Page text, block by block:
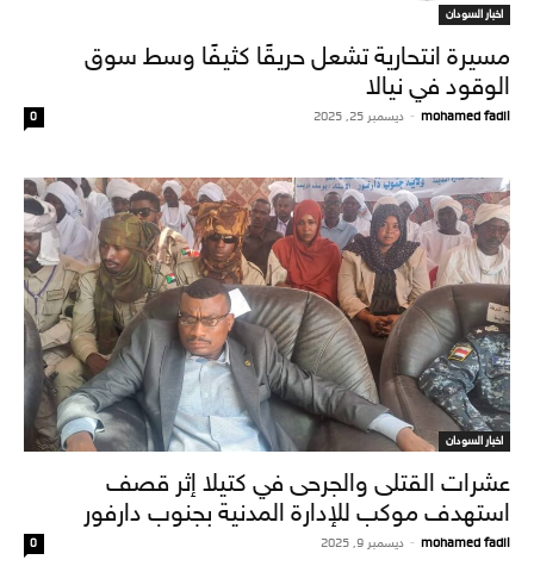
اخبار السودان
مسيرة انتحارية تشعل حريقًا كثيفًا وسط سوق
الوقود في نيالا
mohamed fadil
- ديسمبر 25, 2025 0
اخبار السودان
عشرات القتلى والجرحى في كتيلا إثر قصف
استهدف موكب للإدارة المدنية بجنوب دارفور
mohamed fadil
- ديسمبر 9, 2025 0